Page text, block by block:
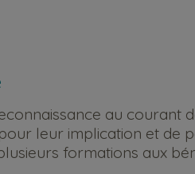
au courant
leur implication et de
formations aux